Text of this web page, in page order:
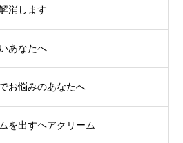
消します
あなたへ
お悩みのあなたへ
を出すヘアクリーム